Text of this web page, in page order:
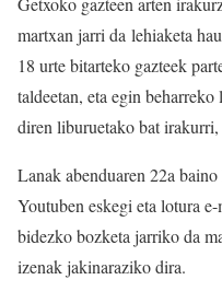
martxan jarri da lehiaketa
18 urte bitarteko gazteek
taldeetan, eta egin
diren liburuetako bat
Lanak abenduaren 22a
Youtuben eskegi eta lotura
bidezko bozketa jarriko da
izenak jakinaraziko dira.